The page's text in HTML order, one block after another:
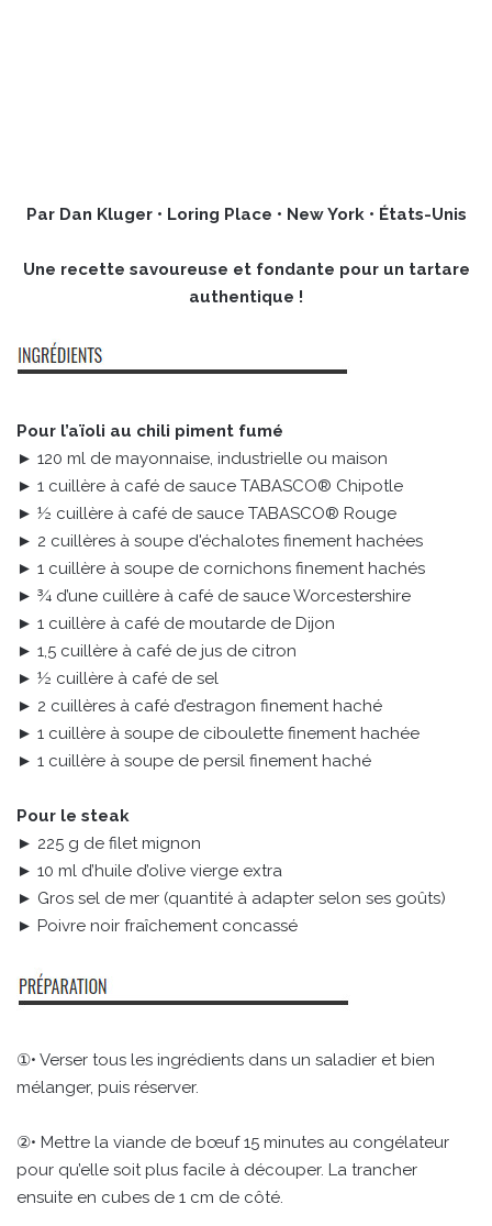
Par Dan Kluger • Loring Place • New York • États-Unis
Une recette savoureuse et fondante pour un tartare
authentique !
Pour l’aïoli au chili piment fumé
► 120 ml de mayonnaise, industrielle ou maison
► 1 cuillère à café de sauce TABASCO® Chipotle
► ½ cuillère à café de sauce TABASCO® Rouge
► 2 cuillères à soupe d'échalotes finement hachées
► 1 cuillère à soupe de cornichons finement hachés
► ¾ d’une cuillère à café de sauce Worcestershire
► 1 cuillère à café de moutarde de Dijon
► 1,5 cuillère à café de jus de citron
► ½ cuillère à café de sel
► 2 cuillères à café d’estragon finement haché
► 1 cuillère à soupe de ciboulette finement hachée
► 1 cuillère à soupe de persil finement haché
Pour le steak
► 225 g de filet mignon
► 10 ml d’huile d’olive vierge extra
► Gros sel de mer (quantité à adapter selon ses goûts)
► Poivre noir fraîchement concassé
①• Verser tous les ingrédients dans un saladier et bien
mélanger, puis réserver.
②• Mettre la viande de bœuf 15 minutes au congélateur
pour qu’elle soit plus facile à découper. La trancher
ensuite en cubes de 1 cm de côté.